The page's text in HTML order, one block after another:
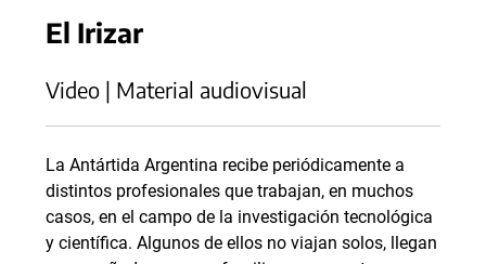
El Irizar
Video | Material audiovisual
La Antártida Argentina recibe periódicamente a
distintos profesionales que trabajan, en muchos
casos, en el campo de la investigación tecnológica
y científica. Algunos de ellos no viajan solos, llegan